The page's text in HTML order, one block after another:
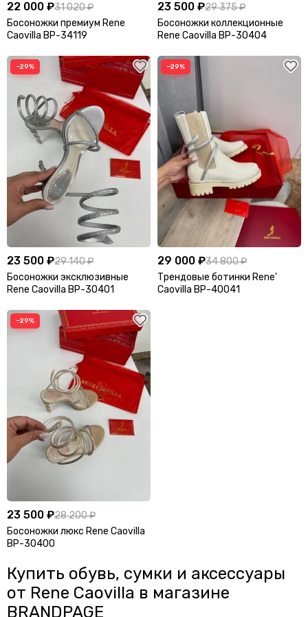
E
Eleven
Emiliano Zapata
Ermanno Scervino
Essentials
Etro
F
Fabiano Filippi
Fear of God
Franck Muller
Frank Bernhard
G
Gentle Monster
Gianvito Rossi
Gilda Pearl
Giuseppe Zanotti
Givenchy
Graff
Harmont & Blaine
Hermes
Hublot
Isabel Marant
J
Jil Sander
Jimmy Choo
Jo Malone
22 000 ₽31 020 ₽
Босоножки премиум Rene
Caovilla BP-34119
23 500 ₽29 375 ₽
Босоножки коллекционные
Rene Caovilla BP-30404
−29%
23 500 ₽29 140 ₽
Босоножки эксклюзивные
Rene Caovilla BP-30401
−29%
29 000 ₽34 800 ₽
Трендовые ботинки Rene'
Caovilla BP-40041
−29%
23 500 ₽28 200 ₽
Босоножки люкс Rene Caovilla
BP-30400
Купить обувь, сумки и аксессуары
от Rene Caovilla в магазине
BRANDPAGE